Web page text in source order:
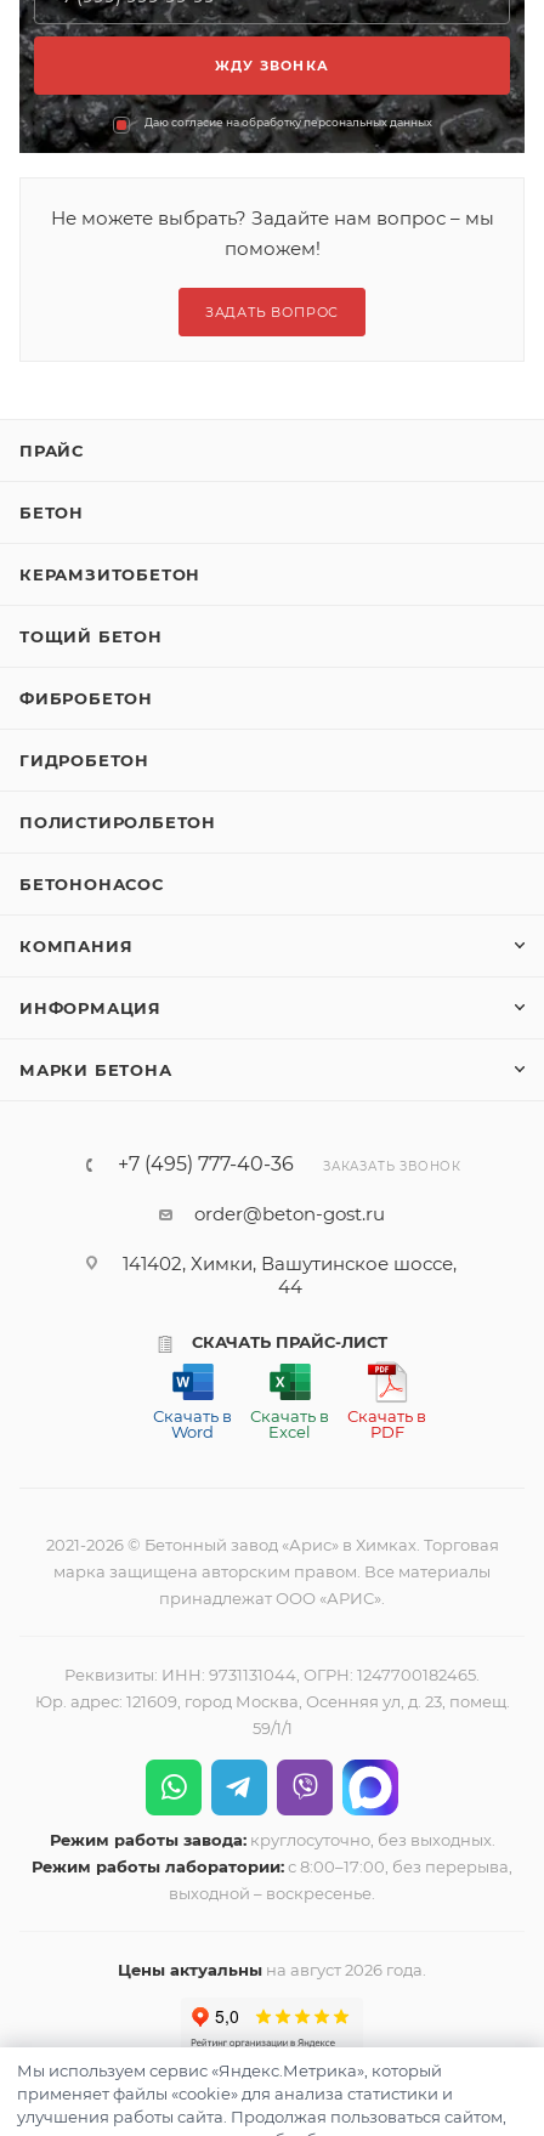
Даю согласие на обработку персональных данных
Не можете выбрать? Задайте нам вопрос – мы
поможем!
ЗАДАТЬ ВОПРОС
ПРАЙС
БЕТОН
КЕРАМЗИТОБЕТОН
ТОЩИЙ БЕТОН
ФИБРОБЕТОН
ГИДРОБЕТОН
ПОЛИСТИРОЛБЕТОН
БЕТОНОНАСОС
КОМПАНИЯ
ИНФОРМАЦИЯ
МАРКИ БЕТОНА
+7 (495) 777-40-36 ЗАКАЗАТЬ ЗВОНОК
order@beton-gost.ru
141402, Химки, Вашутинское шоссе,
44
СКАЧАТЬ ПРАЙС-ЛИСТ
Скачать в
Word
Скачать в
Excel
Скачать в
PDF
2021-2026 © Бетонный завод «Арис» в Химках. Торговая
марка защищена авторским правом. Все материалы
принадлежат ООО «АРИС».
Реквизиты: ИНН: 9731131044, ОГРН: 1247700182465.
Юр. адрес: 121609, город Москва, Осенняя ул, д. 23, помещ.
59/1/1
Режим работы завода:круглосуточно, без выходных.
Режим работы лаборатории:с 8:00–17:00, без перерыва,
выходной – воскресенье.
Цены актуальны на август 2026 года.
Мы используем сервис «Яндекс.Метрика», который
применяет файлы «cookie» для анализа статистики и
улучшения работы сайта. Продолжая пользоваться сайтом,